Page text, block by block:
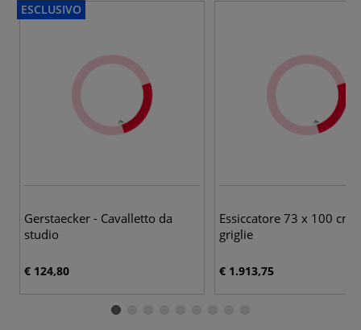
ESCLUSIVO
Gerstaecker - Cavalletto da
studio
€ 124,80
Essiccatore 73 x 100 cm,
griglie
€ 1.913,75